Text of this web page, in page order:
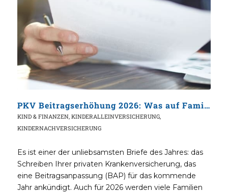
PKV Beitragserhöhung 2026: Was auf Familien & Beamte zukommt – und wie Sie clever sparen
KIND & FINANZEN, KINDERALLEINVERSICHERUNG,
KINDERNACHVERSICHERUNG
Es ist einer der unliebsamsten Briefe des Jahres: das
Schreiben Ihrer privaten Krankenversicherung, das
eine Beitragsanpassung (BAP) für das kommende
Jahr ankündigt. Auch für 2026 werden viele Familien